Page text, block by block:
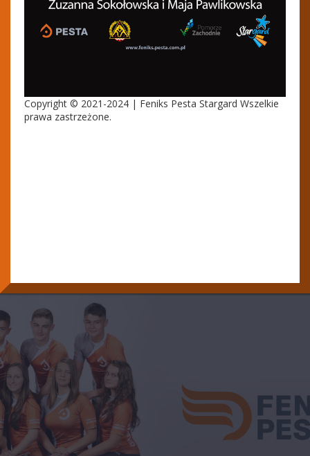
Copyright © 2021-2024 | Feniks Pesta Stargard Wszelkie
prawa zastrzeżone.